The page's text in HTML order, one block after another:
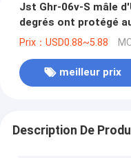
Jst Ghr-06v-S mâle
degrés ont protégé
CUI
Prix：USD0.88~5.88
meilleur prix
Description De